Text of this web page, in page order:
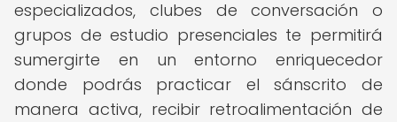
especializados, clubes de conversación o
grupos de estudio presenciales te permitirá
sumergirte en un entorno enriquecedor
donde podrás practicar el sánscrito de
manera activa, recibir retroalimentación de